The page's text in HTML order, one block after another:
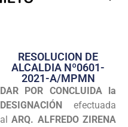
Transparencia
Seguridad
Programas
RESOLUCION DE
ALCALDIA Nº0601-
2021-A/MPMN
DAR POR CONCLUIDA la
DESIGNACIÓN efectuada
alARQ. ALFREDO ZIRENA